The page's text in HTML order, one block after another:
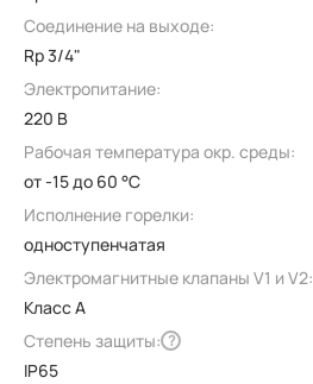
Соединение на выходе:
Rp 3/4"
Электропитание:
220 В
Рабочая температура окр. среды:
от -15 до 60 °C
Исполнение горелки:
одноступенчатая
Электромагнитные клапаны V1 и V2:
Класс А
Степень защиты: ?
IP65